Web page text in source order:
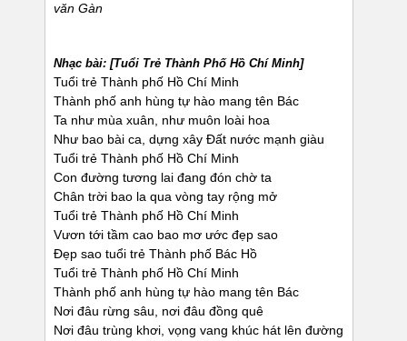
văn Gàn
Nhạc bài: [Tuổi Trẻ Thành Phố Hồ Chí Minh]
Tuổi trẻ Thành phố Hồ Chí Minh
Thành phố anh hùng tự hào mang tên Bác
Ta như mùa xuân, như muôn loài hoa
Như bao bài ca, dựng xây Đất nước mạnh giàu
Tuổi trẻ Thành phố Hồ Chí Minh
Con đường tương lai đang đón chờ ta
Chân trời bao la qua vòng tay rộng mở
Tuổi trẻ Thành phố Hồ Chí Minh
Vươn tới tầm cao bao mơ ước đẹp sao
Đẹp sao tuổi trẻ Thành phố Bác Hồ
Tuổi trẻ Thành phố Hồ Chí Minh
Thành phố anh hùng tự hào mang tên Bác
Nơi đâu rừng sâu, nơi đâu đồng quê
Nơi đâu trùng khơi, vọng vang khúc hát lên đường